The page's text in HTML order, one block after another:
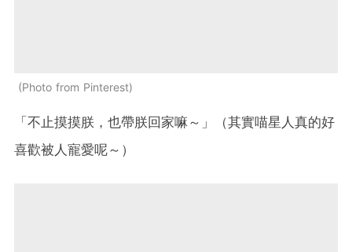
Photo from Pinterest
「不止摸摸朕，也帶朕回家嘛～」（其實喵星人真的好
喜歡被人寵愛呢～）